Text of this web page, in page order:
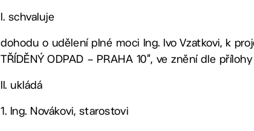
I. schvaluje
dohodu o udělení plné moci Ing. Ivo Vzatkovi, k
TŘÍDĚNÝ ODPAD – PRAHA 10“, ve znění dle
II. ukládá
1. Ing. Novákovi, starostovi